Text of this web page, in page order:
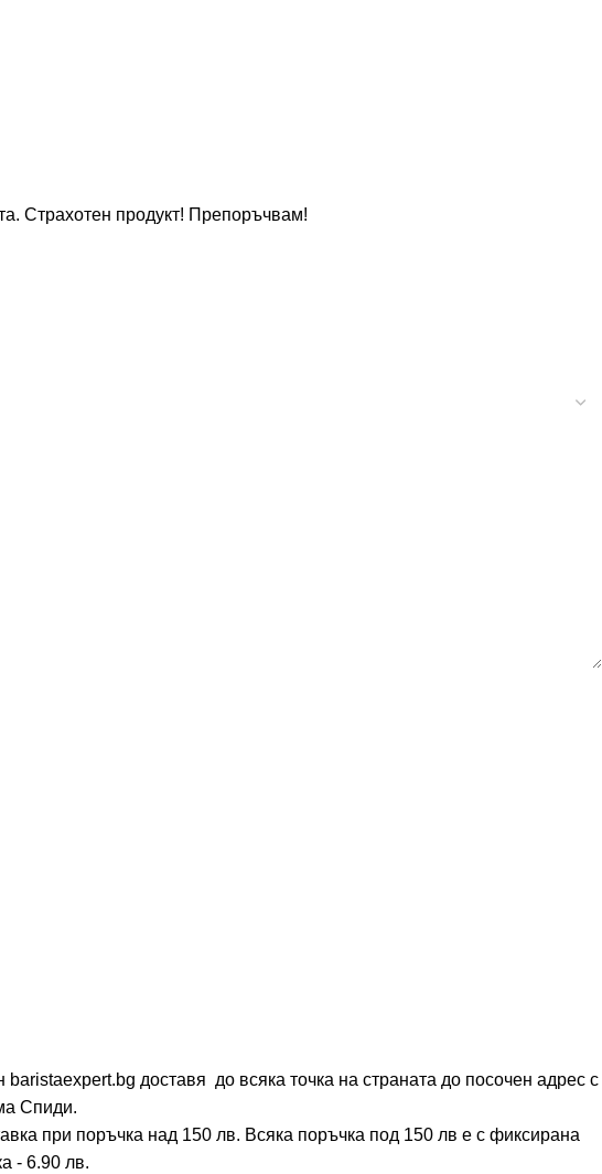
Страхотен продукт! Препоръчвам!
baristaexpert.bg доставя до всяка точка на страната до посочен адрес с
Спиди.
при поръчка над 150 лв. Всяка поръчка под 150 лв е с фиксирана
- 6.90 лв.